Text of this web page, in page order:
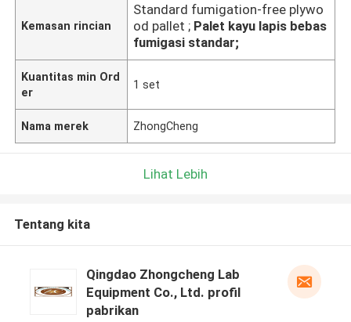
Kemasan rincian
Standard fumigation-free plywo
od pallet ; Palet kayu lapis bebas
fumigasi standar;
Kuantitas min Ord
er
1 set
Nama merek ZhongCheng
Lihat Lebih
Tentang kita
Qingdao Zhongcheng Lab
Equipment Co., Ltd. profil
pabrikan